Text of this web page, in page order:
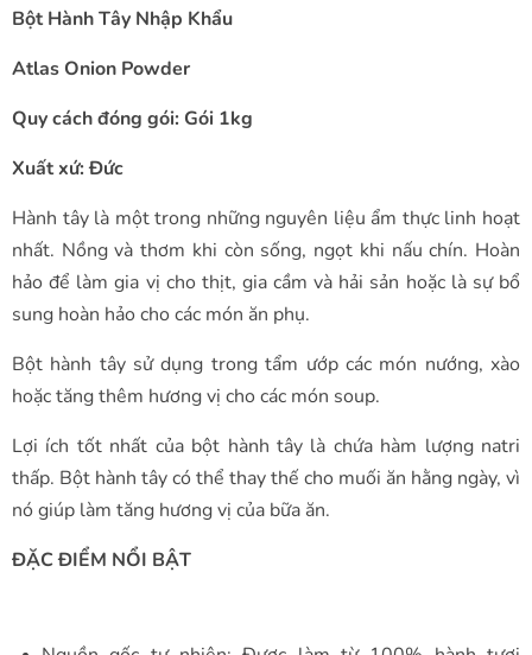
Bột Hành Tây Nhập Khẩu
Atlas Onion Powder
Quy cách đóng gói: Gói 1kg
Xuất xứ: Đức
Hành tây là một trong những nguyên liệu ẩm thực linh hoạt
nhất. Nồng và thơm khi còn sống, ngọt khi nấu chín. Hoàn
hảo để làm gia vị cho thịt, gia cầm và hải sản hoặc là sự bổ
sung hoàn hảo cho các món ăn phụ.
Bột hành tây sử dụng trong tẩm ướp các món nướng, xào
hoặc tăng thêm hương vị cho các món soup.
Lợi ích tốt nhất của bột hành tây là chứa hàm lượng natri
thấp. Bột hành tây có thể thay thế cho muối ăn hằng ngày, vì
nó giúp làm tăng hương vị của bữa ăn.
ĐẶC ĐIỂM NỔI BẬT